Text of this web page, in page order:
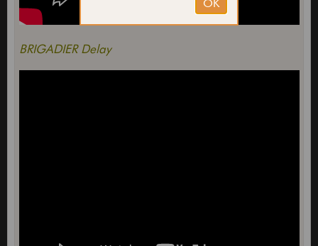
BRIGADIER Delay